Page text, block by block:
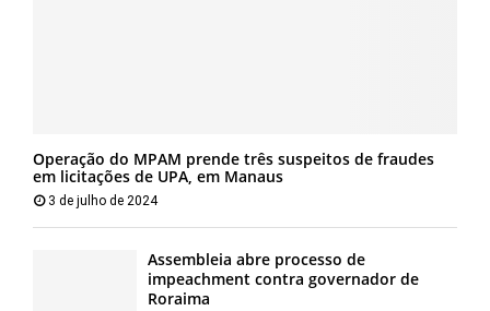
Operação do MPAM prende três suspeitos de fraudes
em licitações de UPA, em Manaus
3 de julho de 2024
Assembleia abre processo de
impeachment contra governador de
Roraima